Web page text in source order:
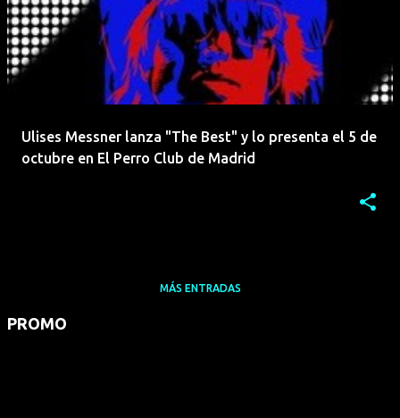
t
r
a
Ulises Messner lanza "The Best" y lo presenta el 5 de
octubre en El Perro Club de Madrid
MÁS ENTRADAS
PROMO